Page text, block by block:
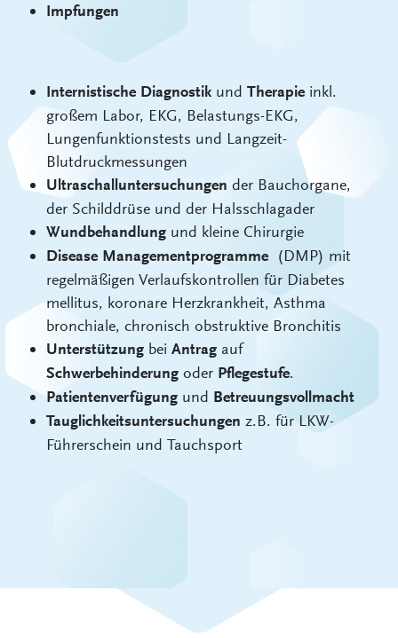
Impfungen
Internistische Diagnostikund Therapieinkl.
großem Labor, EKG, Belastungs-EKG,
Lungenfunktionstests und Langzeit-
Blutdruckmessungen
Ultraschalluntersuchungen der Bauchorgane,
der Schilddrüse und der Halsschlagader
Wundbehandlungund kleine Chirurgie
Disease Managementprogramme(DMP) mit
regelmäßigen Verlaufskontrollen für Diabetes
mellitus, koronare Herzkrankheit, Asthma
bronchiale, chronisch obstruktive Bronchitis
Unterstützungbei Antragauf
Schwerbehinderungoder Pflegestufe.
Patientenverfügungund Betreuungsvollmacht
Tauglichkeitsuntersuchungen z.B. für LKW-
Führerschein und Tauchsport